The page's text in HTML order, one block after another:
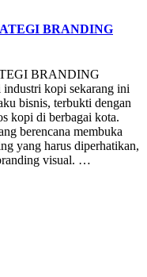
BRANDING
BRANDING
kopi sekarang ini
bisnis, terbukti dengan
kopi di berbagai kota.
berencana membuka
yang harus diperhatikan,
visual. …